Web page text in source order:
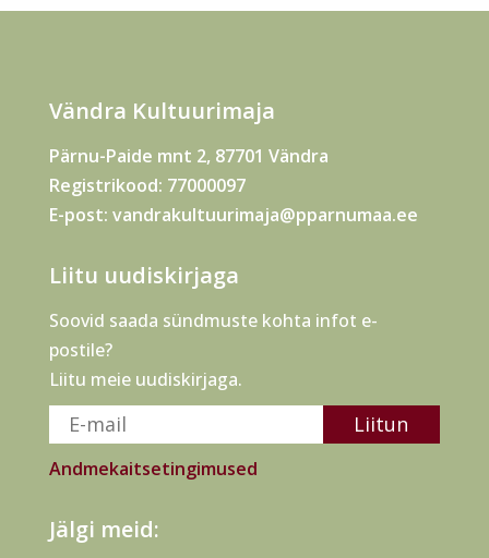
Vändra Kultuurimaja
Pärnu-Paide mnt 2, 87701 Vändra
Registrikood: 77000097
E-post: vandrakultuurimaja@pparnumaa.ee
Liitu uudiskirjaga
Soovid saada sündmuste kohta infot e-
postile?
Liitu meie uudiskirjaga.
Andmekaitsetingimused
Jälgi meid: